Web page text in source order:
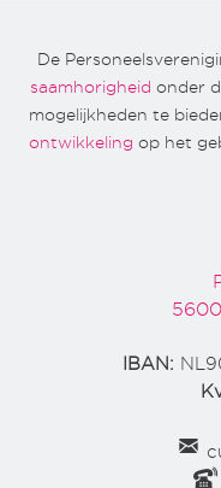
De
saamhorigheid onder
mogelijkheden te
ontwikkeling op het
IBAN: